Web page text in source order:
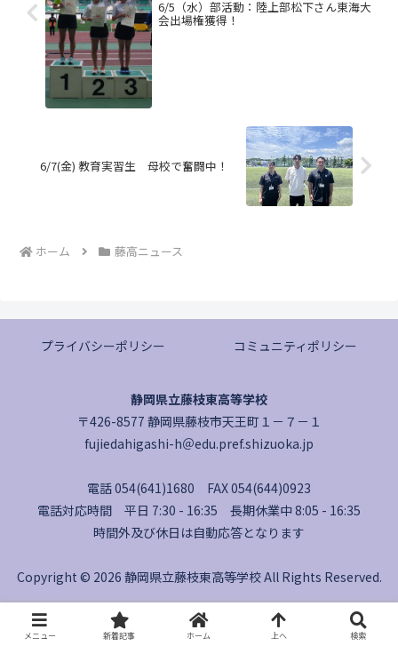
6/5（水）部活動：陸上部松下さん東海大
会出場権獲得！
6/7(金) 教育実習生 母校で奮闘中！
ホーム 藤高ニュース
プライバシーポリシー コミュニティポリシー
静岡県立藤枝東高等学校
〒426-8577 静岡県藤枝市天王町１－７－１
fujiedahigashi-h＠edu.pref.shizuoka.jp
電話 054(641)1680 FAX 054(644)0923
電話対応時間 平日 7:30 - 16:35 長期休業中 8:05 - 16:35
時間外及び休日は自動応答となります
Copyright © 2026 静岡県立藤枝東高等学校 All Rights Reserved.
メニュー 新着記事 ホーム 上へ 検索